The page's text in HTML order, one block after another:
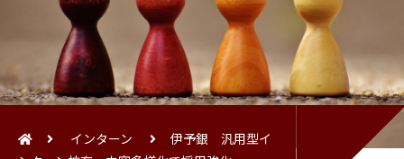
インターン
伊予銀 汎用型イ